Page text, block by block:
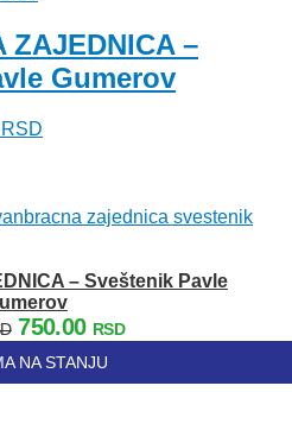
ZAJEDNICA –
Gumerov
RSD
– Sveštenik Pavle
Originalna
cena
je
750.00 RSDTrenutna
je:
NA STANJU